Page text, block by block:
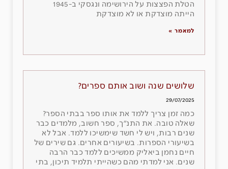
הטלת הפצצות על הירושימה ונגסקי ב-1945
הייתה מוצדקת או לא מוצדקת
למאמר »
שלושים שנה ושוב אותם ספרים?
29/07/2025
כמה זמן צריך ללמד את אותו ספר בבתי הספר?
שאלה טובה. את התנ״ך, ספר חשוב, מלמדים כבר
שנים רבות, ויש לי חשד שימשיכו ללמד. אבל לא
בשיעורי הספרות. בשיעורים אחרים. גם שירים של
חיים נחמן ביאליק ממשיכים ללמד כבר הרבה
שנים. אני למדתי מהם כשהייתי תלמיד תיכון, בתי